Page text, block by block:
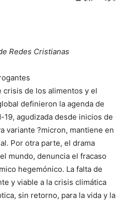
Redes Cristianas
crisis de los alimentos y el
definieron la agenda de
19, agudizada desde inicios de
variante ?micron, mantiene en
Por otra parte, el drama
mundo, denuncia el fracaso
hegemónico. La falta de
y viable a la crisis climática
sin retorno, para la vida y la